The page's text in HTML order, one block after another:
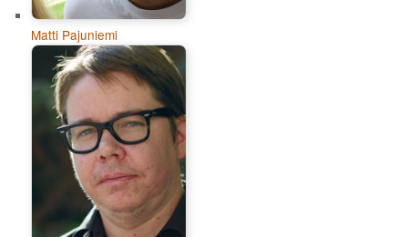
Matti Pajuniemi